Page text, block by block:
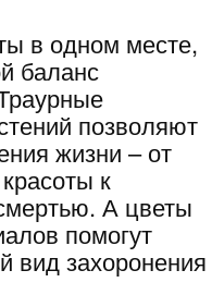
в одном месте,
баланс
позволяют
жизни – от
к
А цветы
помогут
вид захоронения